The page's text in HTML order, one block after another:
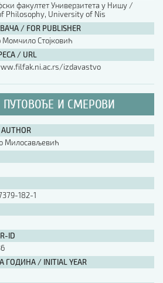
факултет Универзитета у Нишу /
Philosophy, University of Nis
/ FOR PUBLISHER
Момчило Стојковић
/ URL
izdavastvo
ПУТОВОЂЕ И СМЕРОВИ
Милосављевић
182-1
ID
ГОДИНА / INITIAL YEAR